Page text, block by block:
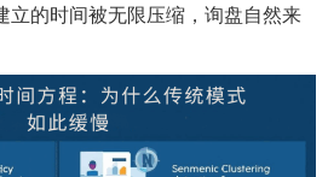
立的时间被无限压缩，询盘自然来